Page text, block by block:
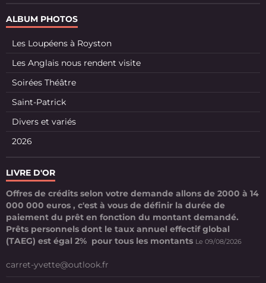
ALBUM PHOTOS
Les Loupéens à Royston
Les Anglais nous rendent visite
Soirées Théâtre
Saint-Patrick
Divers et variés
2026
LIVRE D'OR
Offres de crédits selon votre demande allons de 2000 à 14
000 000 euros , c'est à vous de définir la durée de
paiement du prêt en fonction du montant demandé.
Prêts personnels dont le taux annuel effectif global
(TAEG) est égal 2% pour tous les montants Le 09/08/2026
carret-yvette@outlook.fr